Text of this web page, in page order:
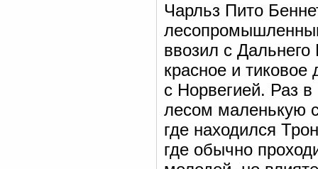
Чарльз Пито
ввозил с
красное и
с Норвегией. Раз
лесом маленькую
где находился
где обычно